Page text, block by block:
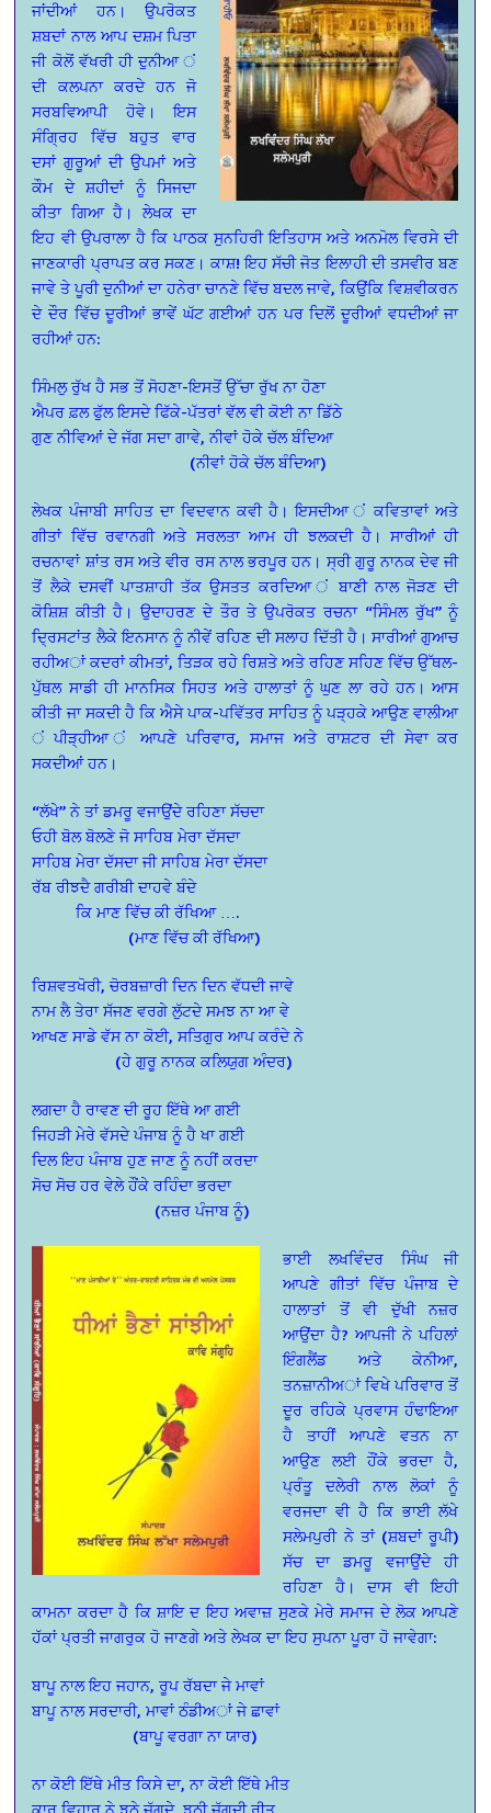
ਜਾਂਦੀਆਂ ਹਨ। ਉਪਰੋਕਤ
ਸ਼ਬਦਾਂ ਨਾਲ ਆਪ ਦਸ਼ਮ ਪਿਤਾ
ਜੀ ਕੋਲੋਂ ਵੱਖਰੀ ਹੀ ਦੁਨੀਆ ਂ
ਦੀ ਕਲਪਨਾ ਕਰਦੇ ਹਨ ਜੋ
ਸਰਬਵਿਆਪੀ ਹੋਵੇ। ਇਸ
ਸੰਗ੍ਰਿਹ ਵਿੱਚ ਬਹੁਤ ਵਾਰ
ਦਸਾਂ ਗੁਰੂਆਂ ਦੀ ਉਪਮਾਂ ਅਤੇ
ਕੌਮ ਦੇ ਸ਼ਹੀਦਾਂ ਨੂੰ ਸਿਜਦਾ
ਕੀਤਾ ਗਿਆ ਹੈ। ਲੇਖਕ ਦਾ
ਇਹ ਵੀ ਉਪਰਾਲਾ ਹੈ ਕਿ ਪਾਠਕ ਸੁਨਹਿਰੀ ਇਤਿਹਾਸ ਅਤੇ ਅਨਮੋਲ ਵਿਰਸੇ ਦੀ
ਜਾਣਕਾਰੀ ਪ੍ਰਾਪਤ ਕਰ ਸਕਣ। ਕਾਸ਼! ਇਹ ਸੱਚੀ ਜੋਤ ਇਲਾਹੀ ਦੀ ਤਸਵੀਰ ਬਣ
ਜਾਵੇ ਤੇ ਪੂਰੀ ਦੁਨੀਆਂ ਦਾ ਹਨੇਰਾ ਚਾਨਣੇ ਵਿੱਚ ਬਦਲ ਜਾਵੇ, ਕਿਉਂਕਿ ਵਿਸ਼ਵੀਕਰਨ
ਦੇ ਦੌਰ ਵਿੱਚ ਦੂਰੀਆਂ ਭਾਵੇਂ ਘੱਟ ਗਈਆਂ ਹਨ ਪਰ ਦਿਲੋਂ ਦੂਰੀਆਂ ਵਧਦੀਆਂ ਜਾ
ਰਹੀਆਂ ਹਨ:
ਸਿੰਮਲੁ ਰੁੱਖ ਹੈ ਸਭ ਤੋਂ ਸੋਹਣਾ-ਇਸਤੋਂ ਉੱਚਾ ਰੁੱਖ ਨਾ ਹੋਣਾ
ਐਪਰ ਫ਼ਲ ਫੁੱਲ ਇਸਦੇ ਫਿੱਕੇ-ਪੱਤਰਾਂ ਵੱਲ ਵੀ ਕੋਈ ਨਾ ਡਿੱਠੇ
ਗੁਣ ਨੀਵਿਆਂ ਦੇ ਜੱਗ ਸਦਾ ਗਾਵੇ, ਨੀਵਾਂ ਹੋਕੇ ਚੱਲ ਬੰਦਿਆ
(ਨੀਵਾਂ ਹੋਕੇ ਚੱਲ ਬੰਦਿਆ)
ਲੇਖਕ ਪੰਜਾਬੀ ਸਾਹਿਤ ਦਾ ਵਿਦਵਾਨ ਕਵੀ ਹੈ। ਇਸਦੀਆ ਂ ਕਵਿਤਾਵਾਂ ਅਤੇ
ਗੀਤਾਂ ਵਿੱਚ ਰਵਾਨਗੀ ਅਤੇ ਸਰਲਤਾ ਆਮ ਹੀ ਝਲਕਦੀ ਹੈ। ਸਾਰੀਆਂ ਹੀ
ਰਚਨਾਵਾਂ ਸ਼ਾਂਤ ਰਸ ਅਤੇ ਵੀਰ ਰਸ ਨਾਲ ਭਰਪੂਰ ਹਨ। ਸ੍ਰੀ ਗੁਰੂ ਨਾਨਕ ਦੇਵ ਜੀ
ਤੋਂ ਲੈਕੇ ਦਸਵੀਂ ਪਾਤਸ਼ਾਹੀ ਤੱਕ ਉਸਤਤ ਕਰਦਿਆ ਂ ਬਾਣੀ ਨਾਲ ਜੋੜਣ ਦੀ
ਕੋਸ਼ਿਸ਼ ਕੀਤੀ ਹੈ। ਉਦਾਹਰਣ ਦੇ ਤੌਰ ਤੇ ਉਪਰੋਕਤ ਰਚਨਾ “ਸਿੰਮਲ ਰੁੱਖ” ਨੂੰ
ਦ੍ਰਿਸਟਾਂਤ ਲੈਕੇ ਇਨਸਾਨ ਨੂੰ ਨੀਵੇਂ ਰਹਿਣ ਦੀ ਸਲਾਹ ਦਿੱਤੀ ਹੈ। ਸਾਰੀਆਂ ਗੁਆਚ
ਰਹੀਅਾਂ ਕਦਰਾਂ ਕੀਮਤਾਂ, ਤਿੜਕ ਰਹੇ ਰਿਸ਼ਤੇ ਅਤੇ ਰਹਿਣ ਸਹਿਣ ਵਿੱਚ ਉੱਥਲ-
ਪੁੱਥਲ ਸਾਡੀ ਹੀ ਮਾਨਸਿਕ ਸਿਹਤ ਅਤੇ ਹਾਲਾਤਾਂ ਨੂੰ ਘੁਣ ਲਾ ਰਹੇ ਹਨ। ਆਸ
ਕੀਤੀ ਜਾ ਸਕਦੀ ਹੈ ਕਿ ਐਸੇ ਪਾਕ-ਪਵਿੱਤਰ ਸਾਹਿਤ ਨੂੰ ਪੜ੍ਹਕੇ ਆਉਣ ਵਾਲੀਆ
ਂ ਪੀੜ੍ਹੀਆ ਂ ਆਪਣੇ ਪਰਿਵਾਰ, ਸਮਾਜ ਅਤੇ ਰਾਸ਼ਟਰ ਦੀ ਸੇਵਾ ਕਰ
ਸਕਦੀਆਂ ਹਨ।
“ਲੱਖੇ” ਨੇ ਤਾਂ ਡਮਰੂ ਵਜਾਉਂਦੇ ਰਹਿਣਾ ਸੱਚਦਾ
ਓਹੀ ਬੋਲ ਬੋਲਣੇ ਜੋ ਸਾਹਿਬ ਮੇਰਾ ਦੱਸਦਾ
ਸਾਹਿਬ ਮੇਰਾ ਦੱਸਦਾ ਜੀ ਸਾਹਿਬ ਮੇਰਾ ਦੱਸਦਾ
ਰੱਬ ਰੀਝਦੈ ਗਰੀਬੀ ਦਾਹਵੇ ਬੰਦੇ
ਕਿ ਮਾਣ ਵਿੱਚ ਕੀ ਰੱਖਿਆ ….
(ਮਾਣ ਵਿੱਚ ਕੀ ਰੱਖਿਆ)
ਰਿਸ਼ਵਤਖੋਰੀ, ਚੋਰਬਜ਼ਾਰੀ ਦਿਨ ਦਿਨ ਵੱਧਦੀ ਜਾਵੇ
ਨਾਮ ਲੈ ਤੇਰਾ ਸੱਜਣ ਵਰਗੇ ਲੁੱਟਦੇ ਸਮਝ ਨਾ ਆ ਵੇ
ਆਖਣ ਸਾਡੇ ਵੱਸ ਨਾ ਕੋਈ, ਸਤਿਗੁਰ ਆਪ ਕਰੰਦੇ ਨੇ
(ਹੇ ਗੁਰੂ ਨਾਨਕ ਕਲਿਯੁਗ ਅੰਦਰ)
ਲਗਦਾ ਹੈ ਰਾਵਣ ਦੀ ਰੂਹ ਇੱਥੇ ਆ ਗਈ
ਜਿਹੜੀ ਮੇਰੇ ਵੱਸਦੇ ਪੰਜਾਬ ਨੂੰ ਹੈ ਖਾ ਗਈ
ਦਿਲ ਇਹ ਪੰਜਾਬ ਹੁਣ ਜਾਣ ਨੂੰ ਨਹੀਂ ਕਰਦਾ
ਸੋਚ ਸੋਚ ਹਰ ਵੇਲੇ ਹੌਂਕੇ ਰਹਿੰਦਾ ਭਰਦਾ
(ਨਜ਼ਰ ਪੰਜਾਬ ਨੂੰ)
ਭਾਈ ਲਖਵਿੰਦਰ ਸਿੰਘ ਜੀ
ਆਪਣੇ ਗੀਤਾਂ ਵਿੱਚ ਪੰਜਾਬ ਦੇ
ਹਾਲਾਤਾਂ ਤੋਂ ਵੀ ਦੁੱਖੀ ਨਜ਼ਰ
ਆਉਂਦਾ ਹੈ? ਆਪਜੀ ਨੇ ਪਹਿਲਾਂ
ਇੰਗਲੈਂਡ ਅਤੇ ਕੇਨੀਆ,
ਤਨਜ਼ਾਨੀਅਾਂ ਵਿਖੇ ਪਰਿਵਾਰ ਤੋਂ
ਦੂਰ ਰਹਿਕੇ ਪ੍ਰਵਾਸ ਹੰਢਾਇਆ
ਹੈ ਤਾਹੀਂ ਆਪਣੇ ਵਤਨ ਨਾ
ਆਉਣ ਲਈ ਹੌਂਕੇ ਭਰਦਾ ਹੈ,
ਪ੍ਰੰਤੂ ਦਲੇਰੀ ਨਾਲ ਲੋਕਾਂ ਨੂੰ
ਵਰਜਦਾ ਵੀ ਹੈ ਕਿ ਭਾਈ ਲੱਖੇ
ਸਲੇਮਪੁਰੀ ਨੇ ਤਾਂ (ਸ਼ਬਦਾਂ ਰੂਪੀ)
ਸੱਚ ਦਾ ਡਮਰੂ ਵਜਾਉਂਦੇ ਹੀ
ਰਹਿਣਾ ਹੈ। ਦਾਸ ਵੀ ਇਹੀ
ਕਾਮਨਾ ਕਰਦਾ ਹੈ ਕਿ ਸ਼ਾਇ ਦ ਇਹ ਅਵਾਜ਼ ਸੁਣਕੇ ਮੇਰੇ ਸਮਾਜ ਦੇ ਲੋਕ ਆਪਣੇ
ਹੱਕਾਂ ਪ੍ਰਤੀ ਜਾਗਰੁਕ ਹੋ ਜਾਣਗੇ ਅਤੇ ਲੇਖਕ ਦਾ ਇਹ ਸੁਪਨਾ ਪੂਰਾ ਹੋ ਜਾਵੇਗਾ:
ਬਾਪੂ ਨਾਲ ਇਹ ਜਹਾਨ, ਰੂਪ ਰੱਬਦਾ ਜੇ ਮਾਵਾਂ
ਬਾਪੂ ਨਾਲ ਸਰਦਾਰੀ, ਮਾਵਾਂ ਠੰਡੀਅਾਂ ਜੇ ਛਾਵਾਂ
(ਬਾਪੂ ਵਰਗਾ ਨਾ ਯਾਰ)
ਨਾ ਕੋਈ ਇੱਥੇ ਮੀਤ ਕਿਸੇ ਦਾ, ਨਾ ਕੋਈ ਇੱਥੇ ਮੀਤ